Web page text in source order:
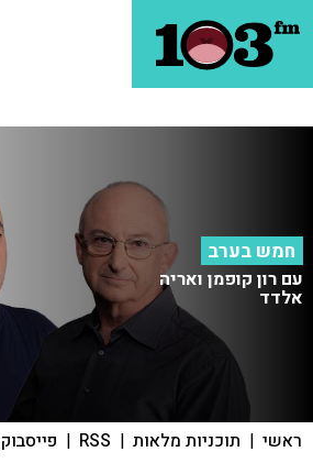
חמש בערב
עם רון קופמן ואריה
אלדד
ראשי | תוכניות מלאות |
RSS
| פייסבוק